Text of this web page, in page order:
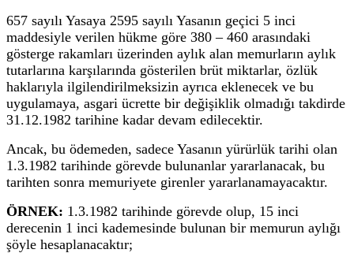
657 sayılı Yasaya 2595 sayılı Yasanın geçici 5 inci
maddesiyle verilen hükme göre 380 – 460 arasındaki
gösterge rakamları üzerinden aylık alan memurların aylık
tutarlarına karşılarında gösterilen brüt miktarlar, özlük
haklarıyla ilgilendirilmeksizin ayrıca eklenecek ve bu
uygulamaya, asgari ücrette bir değişiklik olmadığı takdirde
31.12.1982 tarihine kadar devam edilecektir.
Ancak, bu ödemeden, sadece Yasanın yürürlük tarihi olan
1.3.1982 tarihinde görevde bulunanlar yararlanacak, bu
tarihten sonra memuriyete girenler yararlanamayacaktır.
ÖRNEK: 1.3.1982 tarihinde görevde olup, 15 inci
derecenin 1 inci kademesinde bulunan bir memurun aylığı
şöyle hesaplanacaktır;